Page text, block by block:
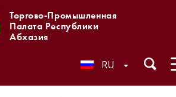
Торгово-Промышленная
Палата Республики
Абхазия
RU